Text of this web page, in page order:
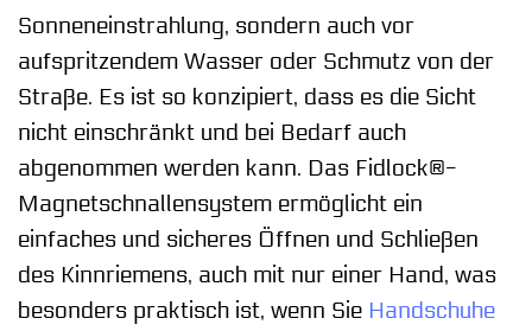
Sonneneinstrahlung, sondern auch vor
aufspritzendem Wasser oder Schmutz von der
Straße. Es ist so konzipiert, dass es die Sicht
nicht einschränkt und bei Bedarf auch
abgenommen werden kann. Das Fidlock®-
Magnetschnallensystem ermöglicht ein
einfaches und sicheres Öffnen und Schließen
des Kinnriemens, auch mit nur einer Hand, was
besonders praktisch ist, wenn Sie Handschuhe